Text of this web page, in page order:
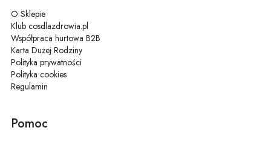
O Sklepie
Klub cosdlazdrowia.pl
Współpraca hurtowa B2B
Karta Dużej Rodziny
Polityka prywatności
Polityka cookies
Regulamin
Pomoc